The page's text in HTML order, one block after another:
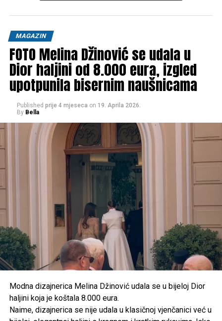
njive. Gotovo pola sela danas je ponovno u jednim rukama,
ali s ciljem da ono opet oživi”, priča Pero, pokazujući
prostranstva na kojima je kao dječak čuvao krave.
Od Postinja želi stvoriti turističko
MAGAZIN
FOTO Melina Džinović se udala u
Dior haljini od 8.000 eura, izgled
upotpunila bisernim naušnicama
Published prije 4 mjeseca on 19. Aprila 2026.
By Bella
Modna dizajnerica Melina Džinović udala se u bijeloj Dior
haljini koja je koštala 8.000 eura.
Naime, dizajnerica se nije udala u klasičnoj vjenčanici već u